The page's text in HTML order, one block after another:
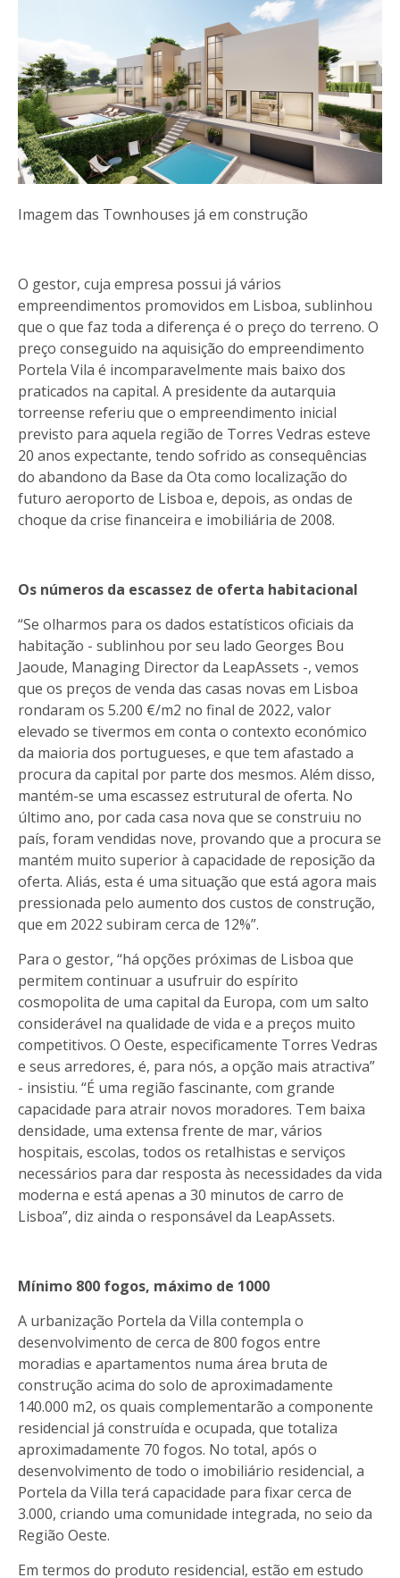
Imagem das Townhouses já em construção
O gestor, cuja empresa possui já vários
empreendimentos promovidos em Lisboa, sublinhou
que o que faz toda a diferença é o preço do terreno. O
preço conseguido na aquisição do empreendimento
Portela Vila é incomparavelmente mais baixo dos
praticados na capital. A presidente da autarquia
torreense referiu que o empreendimento inicial
previsto para aquela região de Torres Vedras esteve
20 anos expectante, tendo sofrido as consequências
do abandono da Base da Ota como localização do
futuro aeroporto de Lisboa e, depois, as ondas de
choque da crise financeira e imobiliária de 2008.
Os números da escassez de oferta habitacional
“Se olharmos para os dados estatísticos oficiais da
habitação - sublinhou por seu lado Georges Bou
Jaoude, Managing Director da LeapAssets -, vemos
que os preços de venda das casas novas em Lisboa
rondaram os 5.200 €/m2 no final de 2022, valor
elevado se tivermos em conta o contexto económico
da maioria dos portugueses, e que tem afastado a
procura da capital por parte dos mesmos. Além disso,
mantém-se uma escassez estrutural de oferta. No
último ano, por cada casa nova que se construiu no
país, foram vendidas nove, provando que a procura se
mantém muito superior à capacidade de reposição da
oferta. Aliás, esta é uma situação que está agora mais
pressionada pelo aumento dos custos de construção,
que em 2022 subiram cerca de 12%”.
Para o gestor, “há opções próximas de Lisboa que
permitem continuar a usufruir do espírito
cosmopolita de uma capital da Europa, com um salto
considerável na qualidade de vida e a preços muito
competitivos. O Oeste, especificamente Torres Vedras
e seus arredores, é, para nós, a opção mais atractiva”
- insistiu. “É uma região fascinante, com grande
capacidade para atrair novos moradores. Tem baixa
densidade, uma extensa frente de mar, vários
hospitais, escolas, todos os retalhistas e serviços
necessários para dar resposta às necessidades da vida
moderna e está apenas a 30 minutos de carro de
Lisboa”, diz ainda o responsável da LeapAssets.
Mínimo 800 fogos, máximo de 1000
A urbanização Portela da Villa contempla o
desenvolvimento de cerca de 800 fogos entre
moradias e apartamentos numa área bruta de
construção acima do solo de aproximadamente
140.000 m2, os quais complementarão a componente
residencial já construída e ocupada, que totaliza
aproximadamente 70 fogos. No total, após o
desenvolvimento de todo o imobiliário residencial, a
Portela da Villa terá capacidade para fixar cerca de
3.000, criando uma comunidade integrada, no seio da
Região Oeste.
Em termos do produto residencial, estão em estudo